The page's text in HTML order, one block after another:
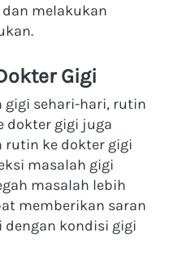
melakukan
Gigi
gigi sehari-hari, rutin
dokter gigi juga
rutin ke dokter gigi
masalah gigi
masalah lebih
memberikan saran
dengan kondisi gigi